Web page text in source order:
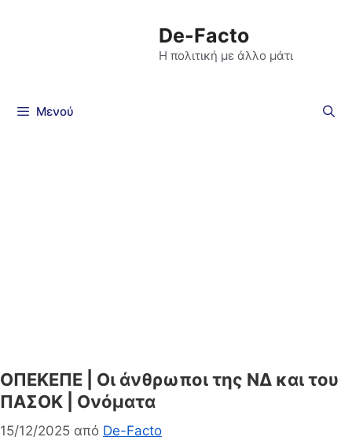
De-Facto
Η πολιτική με άλλο μάτι
Μενού
ΟΠΕΚΕΠΕ | Οι άνθρωποι της ΝΔ και του
ΠΑΣΟΚ | Ονόματα
15/12/2025 από De-Facto